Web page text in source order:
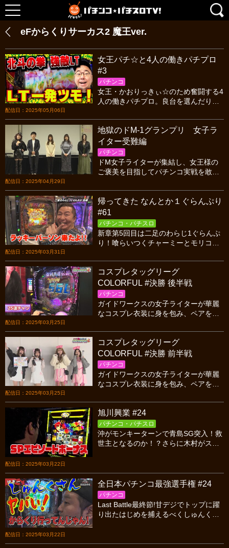
eFからくりサーカス2 魔王ver.
配信日：2025年05月06日
女王パチ☆と4人の働きパチプロ
#3
パチンコ
女王・かおりっきぃ☆のため奮闘する4
人の働きパチプロ。良台を選んだり、
は一味違う。さらにあの男が一撃3万発
を叩き出したぞ！
配信日：2025年04月29日
地獄のドM-1グランプリ 女子ラ
イター受難編
パチンコ
ドM女子ライターが集結し、女王様の
ご褒美を目指してパチンコ実戦を敢行!
女王様もたじたじの超ドMライターが
発掘される…!?
配信日：2025年03月31日
帰ってきた なんとか１ぐらんぷり
#61
パチンコ・パチスロ
新章第5回目は二足のわらじ1ぐらんぷ
り！喰らいつくチャーミーとモリコ
か？果たして、二足のわらじ1に輝くの
は！？
配信日：2025年03月25日
コスプレタッグリーグ
COLORFUL #決勝 後半戦
パチンコ
ガイドワークスの女子ライターが華麗
なコスプレ衣装に身を包み、ペアを組
へ。対決を制するのはどちらのペア
だ!?
配信日：2025年03月25日
コスプレタッグリーグ
COLORFUL #決勝 前半戦
パチンコ
ガイドワークスの女子ライターが華麗
なコスプレ衣装に身を包み、ペアを組
へ。対決を制するのはどちらのペア
だ!?
配信日：2025年03月22日
旭川興業 #24
パチンコ・パチスロ
沖がモンキーターンで青島SG突入！救
世主となるのか！？さらに木村がスー
か!?
配信日：2025年03月22日
全日本パチンコ最強選手権 #24
パチンコ
Last Battle最終節!甘デジでトップに躍
り出たはじめを捕えるべくしゅんく堂
のは!?